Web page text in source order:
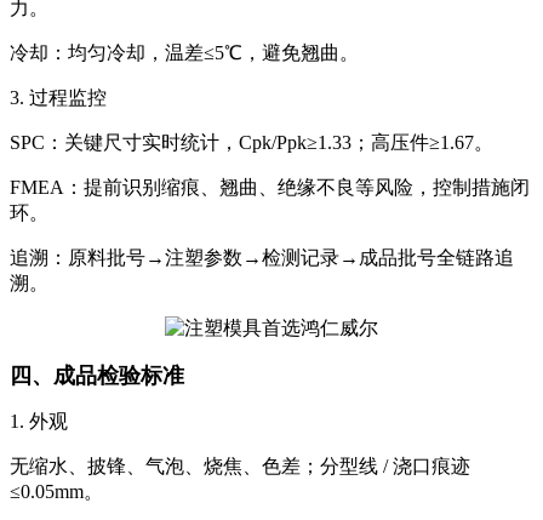
力。
冷却：均匀冷却，温差≤5℃，避免翘曲。
3. 过程监控
SPC：关键尺寸实时统计，Cpk/Ppk≥1.33；高压件≥1.67。
FMEA：提前识别缩痕、翘曲、绝缘不良等风险，控制措施闭
环。
追溯：原料批号→注塑参数→检测记录→成品批号全链路追
溯。
四、成品检验标准
1. 外观
无缩水、披锋、气泡、烧焦、色差；分型线 / 浇口痕迹
≤0.05mm。